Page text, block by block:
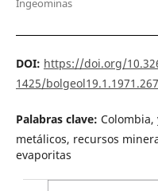
Ingeominas
DOI: https://doi.org/
1425/bolgeol19.1.1971.267
Palabras clave:
metálicos, recursos
evaporitas